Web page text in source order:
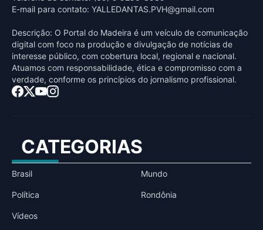
E-mail para contato: YALLEDANTAS.PVH@gmail.com
Descrição: O Portal do Madeira é um veículo de comunicação
digital com foco na produção e divulgação de notícias de
interesse público, com cobertura local, regional e nacional.
Atuamos com responsabilidade, ética e compromisso com a
verdade, conforme os princípios do jornalismo profissional.
CATEGORIAS
Brasil Mundo
Política Rondônia
Vídeos